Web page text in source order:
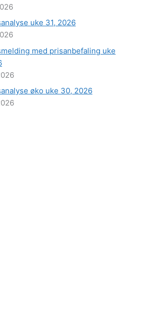
uke 31, 2026
med prisanbefaling uke
øko uke 30, 2026